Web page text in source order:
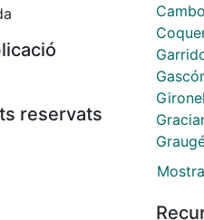
reservats